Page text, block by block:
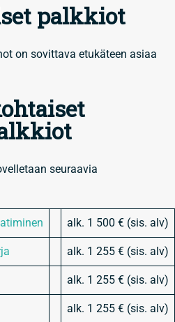
palkkiot
on sovittava etukäteen asiaa
seuraavia
alk. 1 500 € (sis. alv)
alk. 1 255 € (sis. alv)
alk. 1 255 € (sis. alv)
alk. 1 255 € (sis. alv)